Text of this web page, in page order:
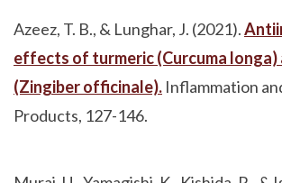
Azeez, T. B., & Lunghar, J. (2021).
effects of turmeric (Curcuma longa)
(Zingiber officinale). Inflammation
Products, 127-146.